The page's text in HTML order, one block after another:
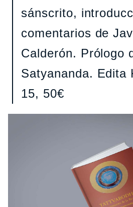
sánscrito,
comentarios de
Calderón. Prólogo
Satyananda. Edita
15, 50€